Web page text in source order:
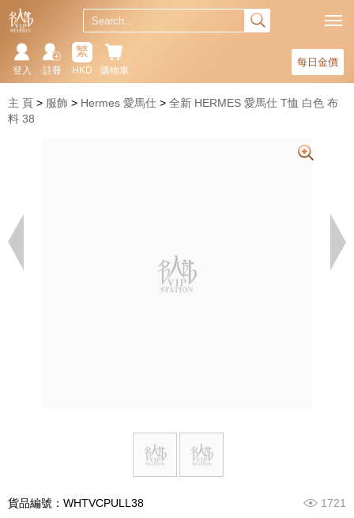
每日金價
購物車
繁
HKD
註冊
登入
主 頁 服飾 Hermes 愛馬仕
全新 HERMES 愛馬仕 T恤 白色 布
料 38
貨品編號：WHTVCPULL38 1721